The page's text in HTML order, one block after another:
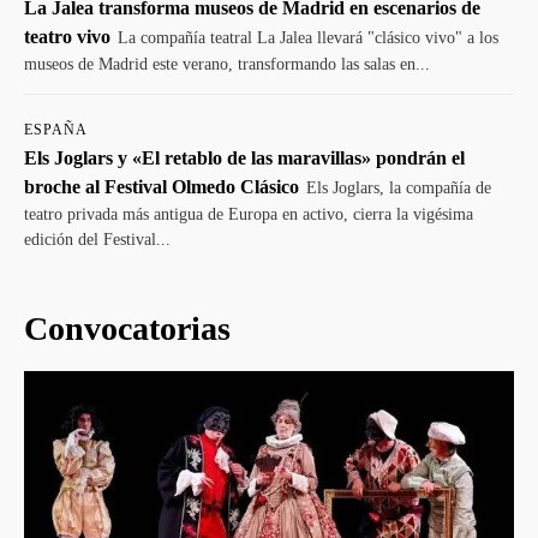
La Jalea transforma museos de Madrid en escenarios de
teatro vivo La compañía teatral La Jalea llevará "clásico vivo" a los
museos de Madrid este verano, transformando las salas en...
ESPAÑA
Els Joglars y «El retablo de las maravillas» pondrán el
broche al Festival Olmedo Clásico Els Joglars, la compañía de
teatro privada más antigua de Europa en activo, cierra la vigésima
edición del Festival...
Convocatorias